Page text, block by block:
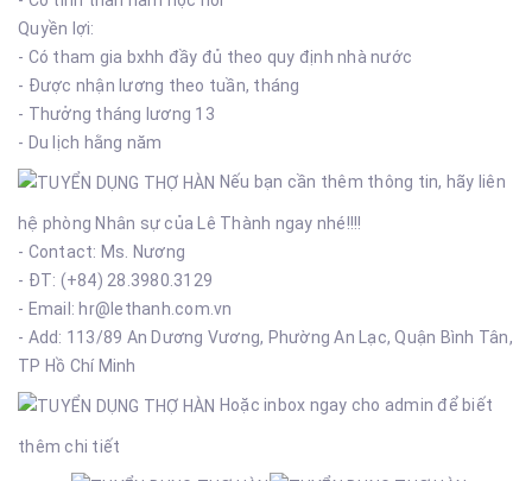
Quyền lợi:
- Có tham gia bxhh đầy đủ theo quy định nhà nước
- Được nhận lương theo tuần, tháng
- Thưởng tháng lương 13
- Du lịch hằng năm
Nếu bạn cần thêm thông tin, hãy liên
hệ phòng Nhân sự của Lê Thành ngay nhé!!!!
- Contact: Ms. Nương
- ĐT: (+84) 28.3980.3129
- Email: hr@lethanh.com.vn
- Add: 113/89 An Dương Vương, Phường An Lạc, Quận Bình Tân,
TP Hồ Chí Minh
Hoặc inbox ngay cho admin để biết
thêm chi tiết